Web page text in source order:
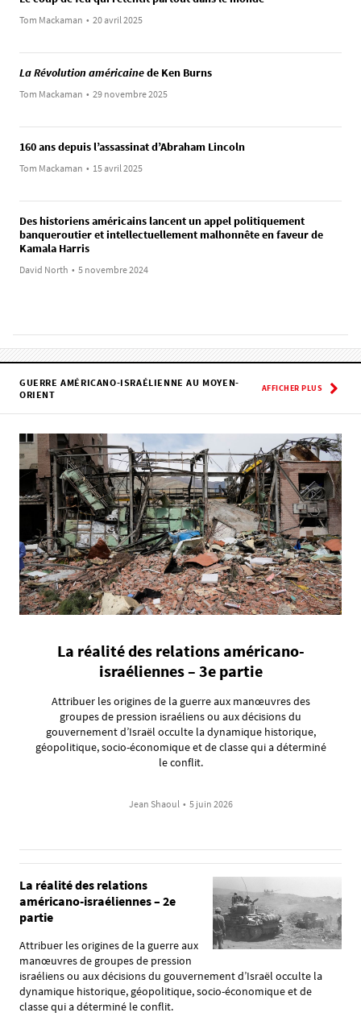
Tom Mackaman • 20 avril 2025
La Révolution américainede Ken Burns
Tom Mackaman • 29 novembre 2025
160 ans depuis l’assassinat d’Abraham Lincoln
Tom Mackaman • 15 avril 2025
Des historiens américains lancent un appel politiquement
banqueroutier et intellectuellement malhonnête en faveur de
Kamala Harris
David North • 5 novembre 2024
GUERRE AMÉRICANO-ISRAÉLIENNE AU MOYEN-
ORIENT
AFFICHER PLUS
La réalité des relations américano-
israéliennes – 3e partie
Attribuer les origines de la guerre aux manœuvres des
groupes de pression israéliens ou aux décisions du
gouvernement d’Israël occulte la dynamique historique,
géopolitique, socio-économique et de classe qui a déterminé
le conflit.
Jean Shaoul • 5 juin 2026
La réalité des relations
américano-israéliennes – 2e
partie
Attribuer les origines de la guerre aux
manœuvres de groupes de pression
israéliens ou aux décisions du gouvernement d’Israël occulte la
dynamique historique, géopolitique, socio-économique et de
classe qui a déterminé le conflit.